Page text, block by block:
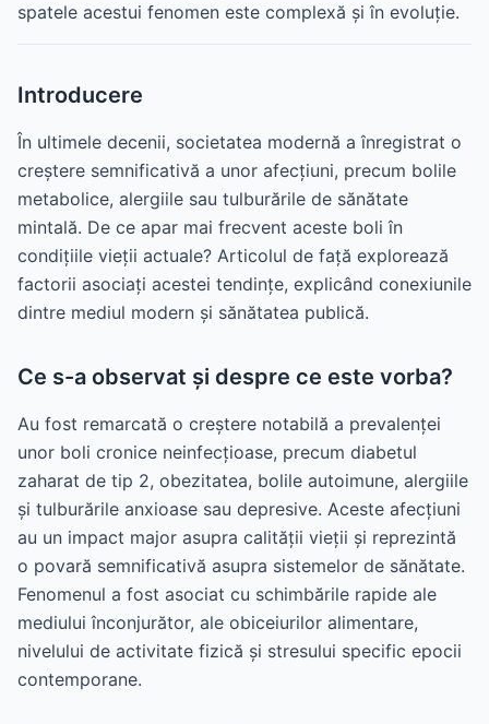
spatele acestui fenomen este complexă și în evoluție.
Introducere
În ultimele decenii, societatea modernă a înregistrat o
creștere semnificativă a unor afecțiuni, precum bolile
metabolice, alergiile sau tulburările de sănătate
mintală. De ce apar mai frecvent aceste boli în
condițiile vieții actuale? Articolul de față explorează
factorii asociați acestei tendințe, explicând conexiunile
dintre mediul modern și sănătatea publică.
Ce s-a observat și despre ce este vorba?
Au fost remarcată o creștere notabilă a prevalenței
unor boli cronice neinfecțioase, precum diabetul
zaharat de tip 2, obezitatea, bolile autoimune, alergiile
și tulburările anxioase sau depresive. Aceste afecțiuni
au un impact major asupra calității vieții și reprezintă
o povară semnificativă asupra sistemelor de sănătate.
Fenomenul a fost asociat cu schimbările rapide ale
mediului înconjurător, ale obiceiurilor alimentare,
nivelului de activitate fizică și stresului specific epocii
contemporane.